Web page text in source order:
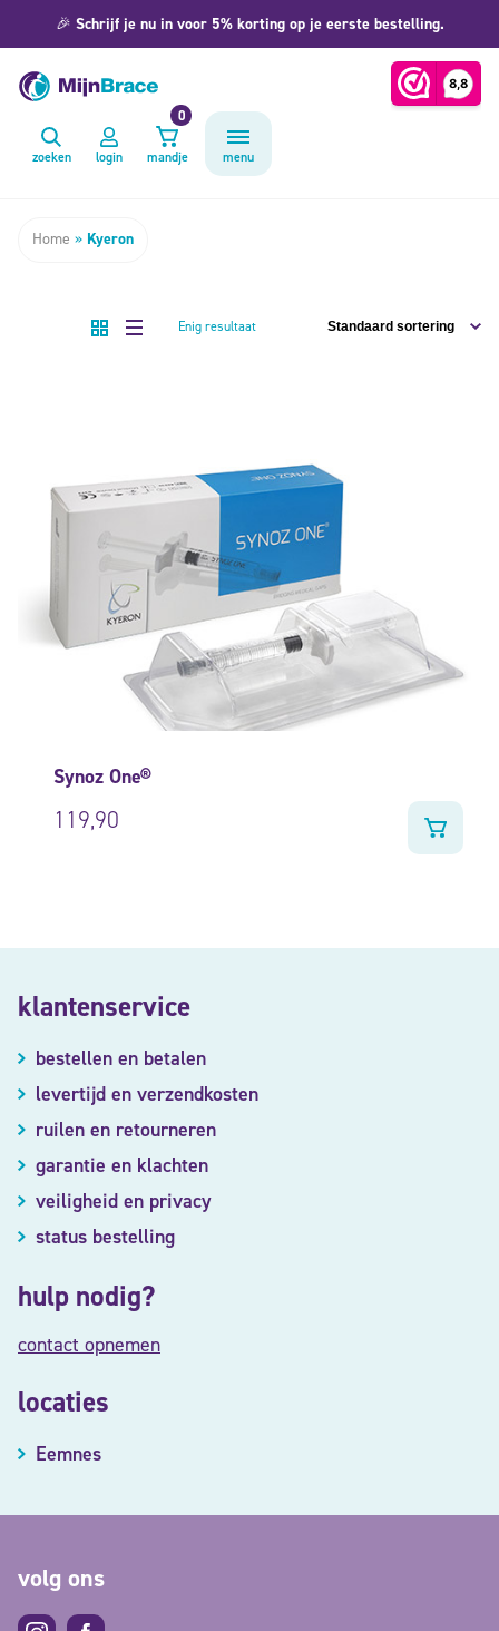
🎉 Schrijf je nu in voor 5% korting op je eerste bestelling.
zoeken login mandje
0
menu
Home » Kyeron
Enig resultaat
Synoz One®
119,90
klantenservice
bestellen en betalen
levertijd en verzendkosten
ruilen en retourneren
garantie en klachten
veiligheid en privacy
status bestelling
hulp nodig?
contact opnemen
locaties
Eemnes
volg ons